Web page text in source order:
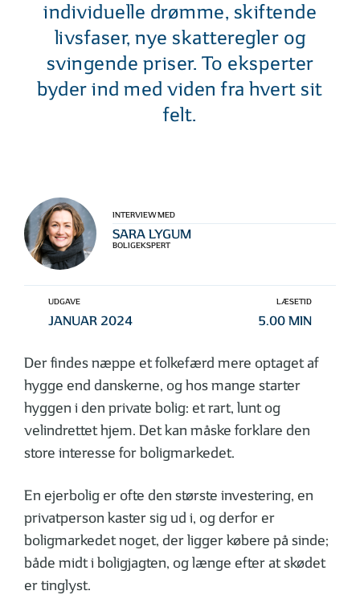
individuelle drømme, skiftende
livsfaser, nye skatteregler og
svingende priser. To eksperter
byder ind med viden fra hvert sit
felt.
INTERVIEW MED
SARA LYGUM
BOLIGEKSPERT
UDGAVE
JANUAR 2024
LÆSETID
5.00 MIN
Der findes næppe et folkefærd mere optaget af
hygge end danskerne, og hos mange starter
hyggen i den private bolig: et rart, lunt og
velindrettet hjem. Det kan måske forklare den
store interesse for boligmarkedet.
En ejerbolig er ofte den største investering, en
privatperson kaster sig ud i, og derfor er
boligmarkedet noget, der ligger købere på sinde;
både midt i boligjagten, og længe efter at skødet
er tinglyst.